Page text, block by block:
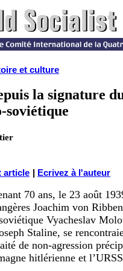
et culture
la signature
soviétique
article Ecrivez à l'auteur
70 ans, le 23 août
Joachim von
Vyacheslav
Staline, se
de non-agression
hitlérienne et